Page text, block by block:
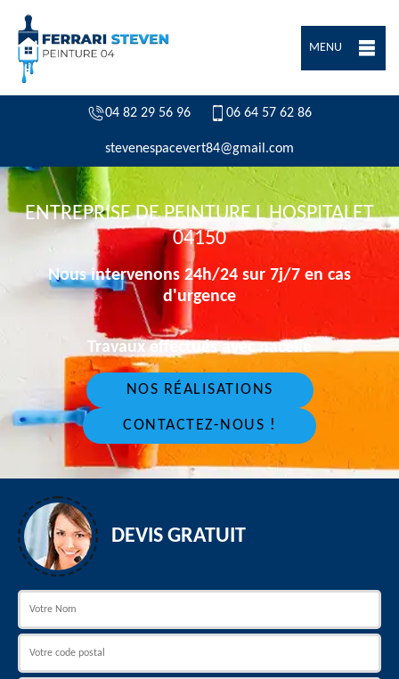
MENU
04 82 29 56 96 06 64 57 62 86
stevenespacevert84@gmail.com
ENTREPRISE DE PEINTURE L HOSPITALET
04150
Nous intervenons 24h/24 sur 7j/7 en cas
d'urgence
Travaux effectués avec nacelle
NOS RÉALISATIONS
CONTACTEZ-NOUS !
DEVIS GRATUIT